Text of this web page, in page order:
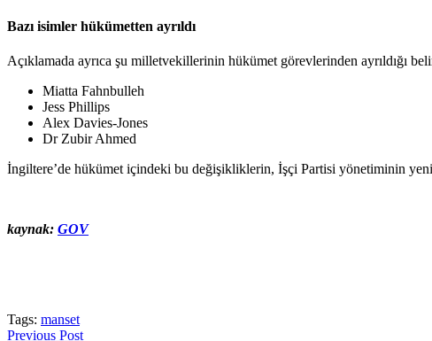
Bazı isimler hükümetten ayrıldı
Açıklamada ayrıca şu milletvekillerinin hükümet görevlerinden ayrıldığı
Miatta Fahnbulleh
Jess Phillips
Alex Davies-Jones
Dr Zubir Ahmed
İngiltere’de hükümet içindeki bu değişikliklerin, İşçi Partisi yönetiminin
kaynak: GOV
Tags: manset
Previous Post